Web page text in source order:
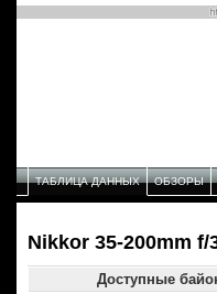
ТАБЛИЦА ДАННЫХ ОБЗОРЫ
Nikkor 35-200mm f/
Доступные